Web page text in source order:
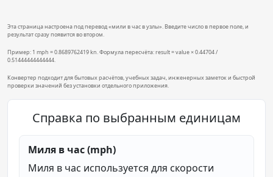
Эта страница настроена под перевод «мили в час в узлы». Введите число в первое поле, и
результат сразу появится во втором.
Пример: 1 mph = 0.8689762419 kn. Формула пересчёта: result = value × 0.44704 /
0.51444444444444.
Конвертер подходит для бытовых расчётов, учебных задач, инженерных заметок и быстрой
проверки значений без установки отдельного приложения.
Справка по выбранным единицам
Миля в час (mph)
Миля в час используется для скорости